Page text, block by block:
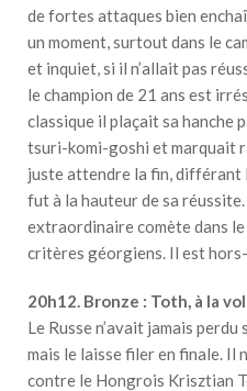
de fortes attaques bien
un moment, surtout dans le
et inquiet, si il n’allait pas
le champion de 21 ans est
classique il plaçait sa hanche
tsuri-komi-goshi et marquait
juste attendre la fin, différant
fut à la hauteur de sa
extraordinaire comète dans le
critères géorgiens. Il est
20h12. Bronze : Toth, à la
Le Russe n’avait jamais
mais le laisse filer en finale. Il
contre le Hongrois Krisztian